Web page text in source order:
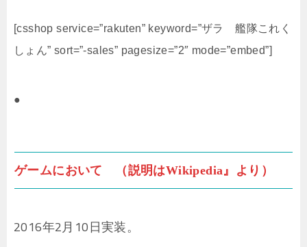
[csshop service=”rakuten” keyword=”ザラ 艦隊これく
しょん” sort=”-sales” pagesize=”2″ mode=”embed”]
●
ゲームにおいて （説明はWikipedia』より）
2016年2月10日実装。